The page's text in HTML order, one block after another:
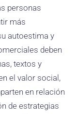
personas
más
autoestima y
deben
textos y
el valor social,
en relación
de estrategias